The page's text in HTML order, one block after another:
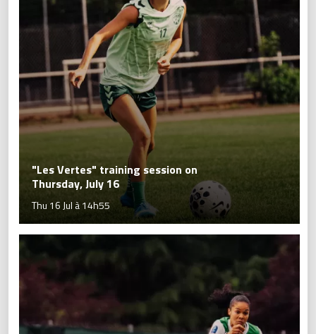
"Les Vertes" training session on
Thursday, July 16
Thu 16 Jul à 14h55